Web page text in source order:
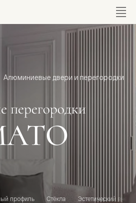
Алюминиевые двери и перегородки
профиль Стёкла Эстетический